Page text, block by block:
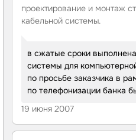
устройствам, щитам,
аппаратам и
автоматических
срабатывания
проектирование и монтаж
кабельной системы.
в сжатые сроки
системы для
по просьбе заказчика в
по телефонизации банка
в соответствии со всеми
19 июня 2007